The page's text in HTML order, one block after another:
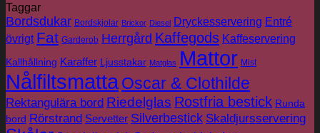
Taggar
Bordsdukar Bordskjolar Brickor Diesel Dryckesservering Entré
övrigt Fat Garderob Herrgård Kaffegods Kaffeservering
Kallhållning Karaffer Ljusstakar Matglas Mattor Mist
Nålfiltsmatta Oscar & Clothilde
Rektangulära bord Riedelglas Rostfria bestick Runda
bord Rörstrand Servetter Silverbestick Skaldjursservering